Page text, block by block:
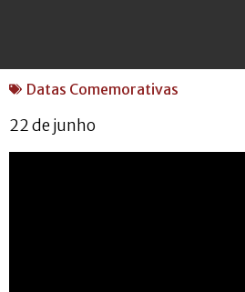
Datas Comemorativas
22 de junho